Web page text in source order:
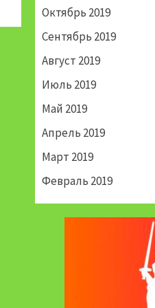
Октябрь 2019
Сентябрь 2019
Август 2019
Июль 2019
Май 2019
Апрель 2019
Март 2019
Февраль 2019